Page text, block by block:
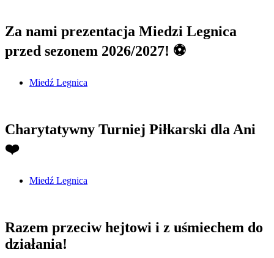
Za nami prezentacja Miedzi Legnica
przed sezonem 2026/2027! ⚽
Miedź Legnica
Charytatywny Turniej Piłkarski dla Ani
❤️
Miedź Legnica
Razem przeciw hejtowi i z uśmiechem do
działania!